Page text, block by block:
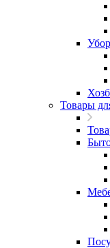
Товары